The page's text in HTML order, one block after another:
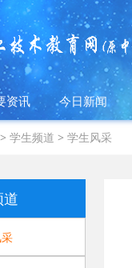
资讯 今日新闻
>学生频道 >学生风采
道